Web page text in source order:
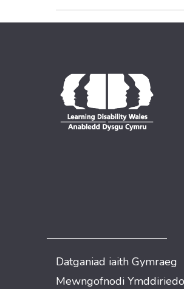
Datganiad iaith Gymraeg
Mewngofnodi